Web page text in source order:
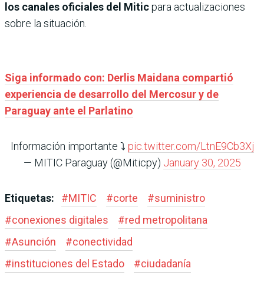
los canales oficiales del Miticpara actualizaciones
sobre la situación.
Siga informado con: Derlis Maidana compartió
experiencia de desarrollo del Mercosur y de
Paraguay ante el Parlatino
Información importante ⤵️ pic.twitter.com/LtnE9Cb3Xj
— MITIC Paraguay (@Miticpy) January 30, 2025
Etiquetas: #MITIC #corte #suministro
#conexiones digitales #red metropolitana
#Asunción #conectividad
#instituciones del Estado #ciudadanía